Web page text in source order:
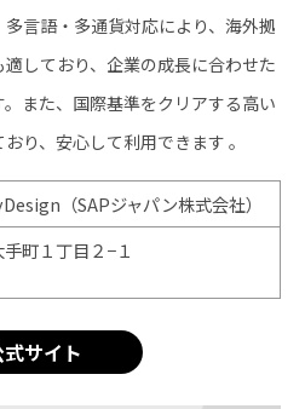
言語・多通貨対応により、海外拠
しており、企業の成長に合わせた
また、国際基準をクリアする高い
り、安心して利用できます 。
（SAPジャパン株式会社）
町１丁目２−１
式サイト